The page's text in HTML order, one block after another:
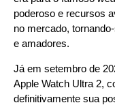
poderoso e recursos
no mercado,
e amadores.
Já em setembro de
Apple Watch Ultra 2,
definitivamente sua